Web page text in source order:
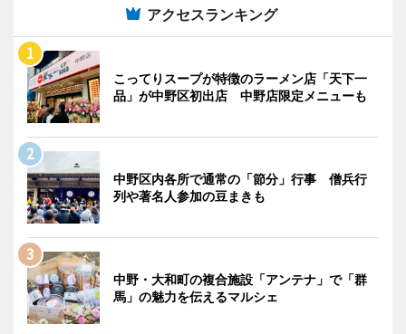
アクセスランキング
こってりスープが特徴のラーメン店「天下一
品」が中野区初出店 中野店限定メニューも
中野区内各所で通常の「節分」行事 僧兵行
列や著名人参加の豆まきも
中野・大和町の複合施設「アンテナ」で「群
馬」の魅力を伝えるマルシェ